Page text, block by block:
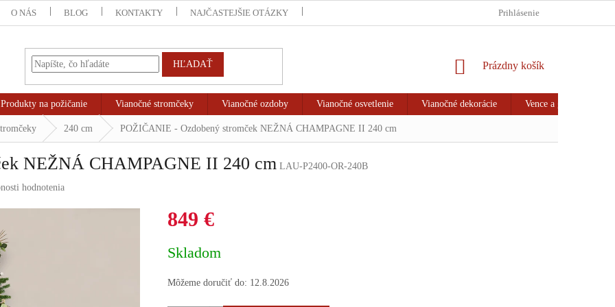
O NÁS BLOG KONTAKTY NAJČASTEJŠIE OTÁZKY VRÁTENIE TOVARU & REKLAMÁCIA
Prihlásenie
HĽADAŤ
NÁKUPNÝ
Prázdny košík
Produkty na požičanie Vianočné stromčeky Vianočné ozdoby Vianočné osvetlenie Vianočné dekorácie Vence a girlandy
240 cm POŽIČANIE - Ozdobený stromček NEŽNÁ CHAMPAGNE II 240 cm
NEŽNÁ CHAMPAGNE II 240 cm LAU-P2400-OR-240B
hodnotenia
849 €
cena:
Skladom
Môžeme doručiť do: 12.8.2026